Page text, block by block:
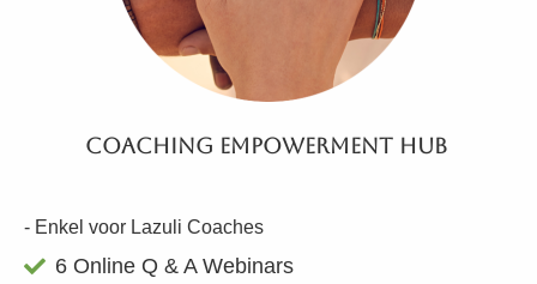
Coaching Empowerment Hub
- Enkel voor Lazuli Coaches
6 Online Q & A Webinars